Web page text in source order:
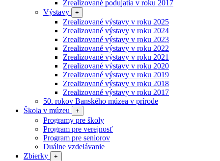
Zrealizované podujatia v roku 2017
Výstavy
+
Zrealizované výstavy v roku 2025
Zrealizované výstavy v roku 2024
Zrealizované výstavy v roku 2023
Zrealizované výstavy v roku 2022
Zrealizované výstavy v roku 2021
Zrealizované výstavy v roku 2020
Zrealizované výstavy v roku 2019
Zrealizované výstavy v roku 2018
Zrealizované výstavy v roku 2017
50. rokov Banského múzea v prírode
Škola v múzeu
+
Programy pre školy
Program pre verejnosť
Program pre seniorov
Duálne vzdelávanie
Zbierky
+